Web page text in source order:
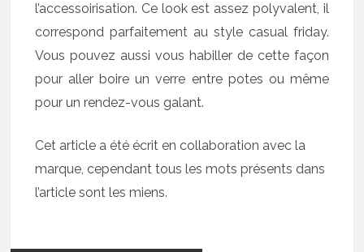
l’accessoirisation. Ce look est assez polyvalent, il
correspond parfaitement au style casual friday.
Vous pouvez aussi vous habiller de cette façon
pour aller boire un verre entre potes ou même
pour un rendez-vous galant.
Cet article a été écrit en collaboration avec la
marque, cependant tous les mots présents dans
l’article sont les miens.